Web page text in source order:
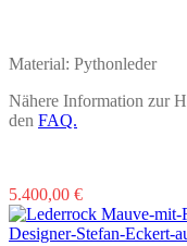
Material: Pythonleder
Nähere Information zur
den FAQ.
5.400,00 €Dieses
Produkt
weist